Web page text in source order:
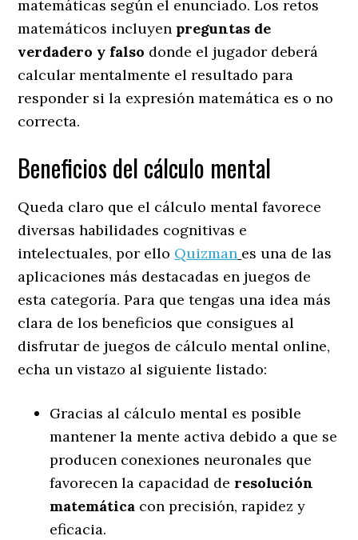
matemáticas según el enunciado. Los retos
matemáticos incluyen preguntas de
verdadero y falso donde el jugador deberá
calcular mentalmente el resultado para
responder si la expresión matemática es o no
correcta.
Beneficios del cálculo mental
Queda claro que el cálculo mental favorece
diversas habilidades cognitivas e
intelectuales, por ello Quizman es una de las
aplicaciones más destacadas en juegos de
esta categoría. Para que tengas una idea más
clara de los beneficios que consigues al
disfrutar de juegos de cálculo mental online,
echa un vistazo al siguiente listado:
Gracias al cálculo mental es posible
mantener la mente activa debido a que se
producen conexiones neuronales que
favorecen la capacidad de resolución
matemática con precisión, rapidez y
eficacia.